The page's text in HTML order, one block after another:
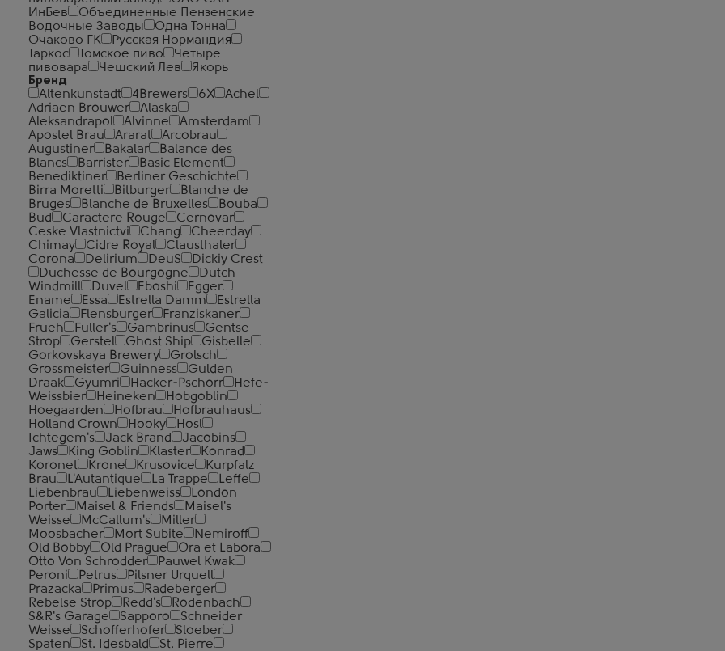
ИнБев
Объединенные Пензенские
Водочные Заводы
Одна Тонна
Очаково ГК
Русская Нормандия
Таркос
Томское пиво
Четыре
пивовара
Чешский Лев
Якорь
Бренд
Altenkunstadt
4Brewers 6X
Achel
Adriaen Brouwer
Alaska
Aleksandrapol
Alvinne
Amsterdam
Apostel Brau
Ararat
Arcobrau
Augustiner
Bakalar
Balance des
Blancs
Barrister
Basic Element
Benediktiner
Berliner Geschichte
Birra Moretti
Bitburger
Blanche de
Bruges
Blanche de Bruxelles
Bouba
Bud
Caractere Rouge
Cernovar
Ceske Vlastnictvi
Chang
Cheerday
Chimay
Cidre Royal
Clausthaler
Corona
Delirium DeuS
Dickiy Crest
Duchesse de Bourgogne
Dutch
Windmill
Duvel Eboshi
Egger
Ename
Essa Estrella Damm
Estrella
Galicia
Flensburger
Franziskaner
Frueh
Fuller's Gambrinus
Gentse
Strop
Gerstel Ghost Ship
Gisbelle
Gorkovskaya Brewery
Grolsch
Grossmeister
Guinness
Gulden
Draak
Gyumri Hacker-Pschorr
Hefe-
Weissbier
Heineken
Hobgoblin
Hoegaarden
Hofbrau
Hofbrauhaus
Holland Crown
Hooky
Hosl
Ichtegem's
Jack Brand
Jacobins
Jaws
King Goblin Klaster
Konrad
Koronet
Krone Krusovice
Kurpfalz
Brau
L'Autantique La Trappe
Leffe
Liebenbrau
Liebenweiss
London
Porter
Maisel & Friends
Maisel's
Weisse
McCallum's
Miller
Moosbacher
Mort Subite
Nemiroff
Old Bobby
Old Prague
Ora et Labora
Otto Von Schrodder
Pauwel Kwak
Peroni
Petrus
Pilsner Urquell
Prazacka
Primus
Radeberger
Rebelse Strop
Redd's
Rodenbach
S&R's Garage
Sapporo
Schneider
Weisse
Schofferhofer
Sloeber
Spaten
St. Idesbald St. Pierre